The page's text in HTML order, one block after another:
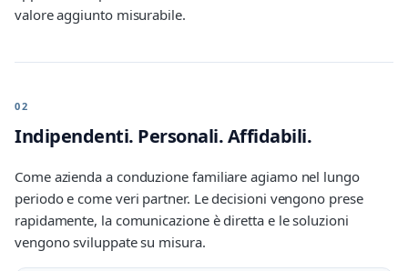
valore aggiunto misurabile.
02
Indipendenti. Personali. Affidabili.
Come azienda a conduzione familiare agiamo nel lungo
periodo e come veri partner. Le decisioni vengono prese
rapidamente, la comunicazione è diretta e le soluzioni
vengono sviluppate su misura.